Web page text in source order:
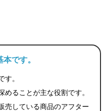
です。
す。
ることが主な役割です。
売している商品のアフター